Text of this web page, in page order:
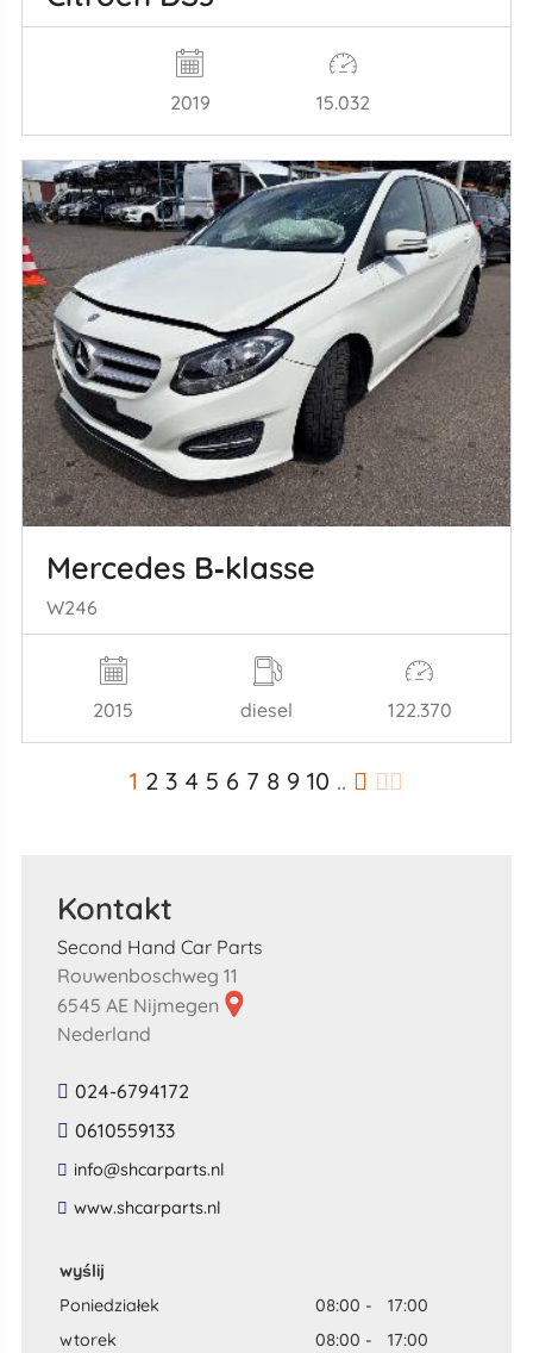
2019 15.032
Mercedes B‑klasse
W246
2015 diesel 122.370
1 2 3 4 5 6 7 8 9 10 ..
Kontakt
Second Hand Car Parts
Rouwenboschweg 11
6545 AE Nijmegen
Nederland
024-6794172
0610559133
​info​@​shcarparts​.​nl​
​www​.​shcarparts​.​nl​
wyślij
Poniedziałek
08:00 -
17:00
wtorek
08:00 -
17:00